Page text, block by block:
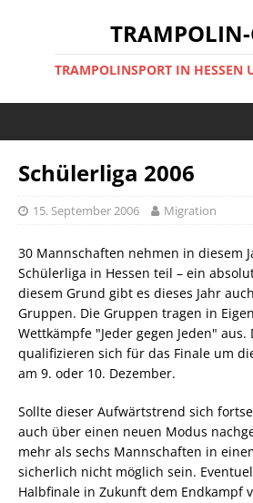
TRAMPOLINSPORT IN HESSEN
Schülerliga 2006
15. September 2006 Migration
30 Mannschaften nehmen in diesem
Schülerliga in Hessen teil – ein
diesem Grund gibt es dieses Jahr
Gruppen. Die Gruppen tragen in
Wettkämpfe "Jeder gegen Jeden"
qualifizieren sich für das Finale um
am 9. oder 10. Dezember.
Sollte dieser Aufwärtstrend sich
auch über einen neuen Modus
mehr als sechs Mannschaften in
sicherlich nicht möglich sein.
Halbfinale in Zukunft dem Endkampf